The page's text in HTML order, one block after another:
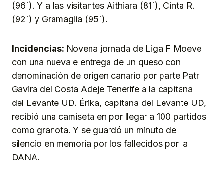
(96´). Y a las visitantes Aithiara (81´), Cinta R.
(92´) y Gramaglia (95´).
Incidencias: Novena jornada de Liga F Moeve
con una nueva e entrega de un queso con
denominación de origen canario por parte Patri
Gavira del Costa Adeje Tenerife a la capitana
del Levante UD. Érika, capitana del Levante UD,
recibió una camiseta en por llegar a 100 partidos
como granota. Y se guardó un minuto de
silencio en memoria por los fallecidos por la
DANA.